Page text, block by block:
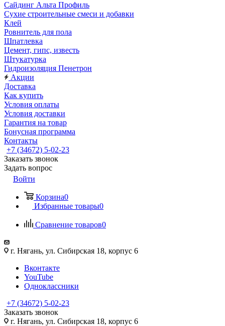
Сайдинг Альта Профиль
Сухие строительные смеси и добавки
Клей
Ровнитель для пола
Шпатлевка
Цемент, гипс, известь
Штукатурка
Гидроизоляция Пенетрон
Акции
Доставка
Как купить
Условия оплаты
Условия доставки
Гарантия на товар
Бонусная программа
Контакты
+7 (34672) 5-02-23
Заказать звонок
Задать вопрос
Войти
Корзина0
Избранные товары0
Сравнение товаров0
г. Нягань, ул. Сибирская 18, корпус 6
Вконтакте
YouTube
Одноклассники
+7 (34672) 5-02-23
Заказать звонок
г. Нягань, ул. Сибирская 18, корпус 6